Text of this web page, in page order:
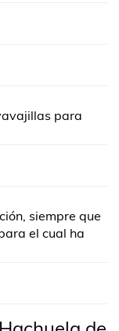
para
siempre que
el cual ha